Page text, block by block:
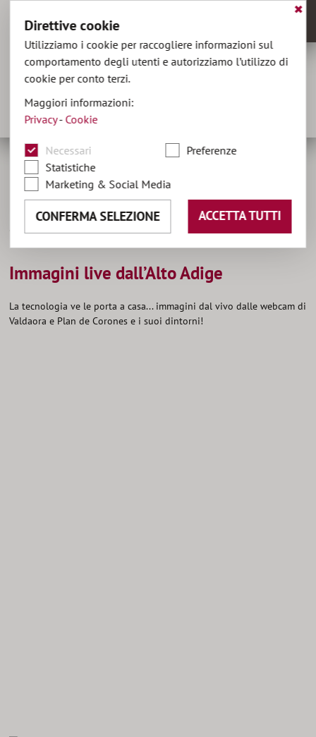
+39 0474 496141
Home Info Webcam
Webcam al Plan de Corones
Immagini live dall’Alto Adige
La tecnologia ve le porta a casa... immagini dal vivo dalle webcam di
Valdaora e Plan de Corones e i suoi dintorni!
✖
Direttive cookie
Utilizziamo i cookie per raccogliere informazioni sul
comportamento degli utenti e autorizziamo l’utilizzo di
cookie per conto terzi.
Maggiori informazioni:
Privacy- Cookie
Necessari
Preferenze
Statistiche
Marketing & Social Media
CONFERMA SELEZIONE ACCETTA TUTTI